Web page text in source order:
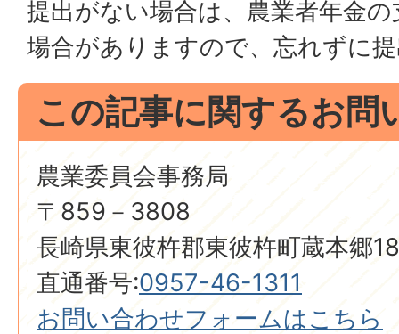
提出がない場合は、農業者年金
場合がありますので、忘れずに
この記事に関するお問
農業委員会事務局
〒859－3808
長崎県東彼杵郡東彼杵町蔵本郷
直通番号:0957-46-1311
お問い合わせフォームはこちら